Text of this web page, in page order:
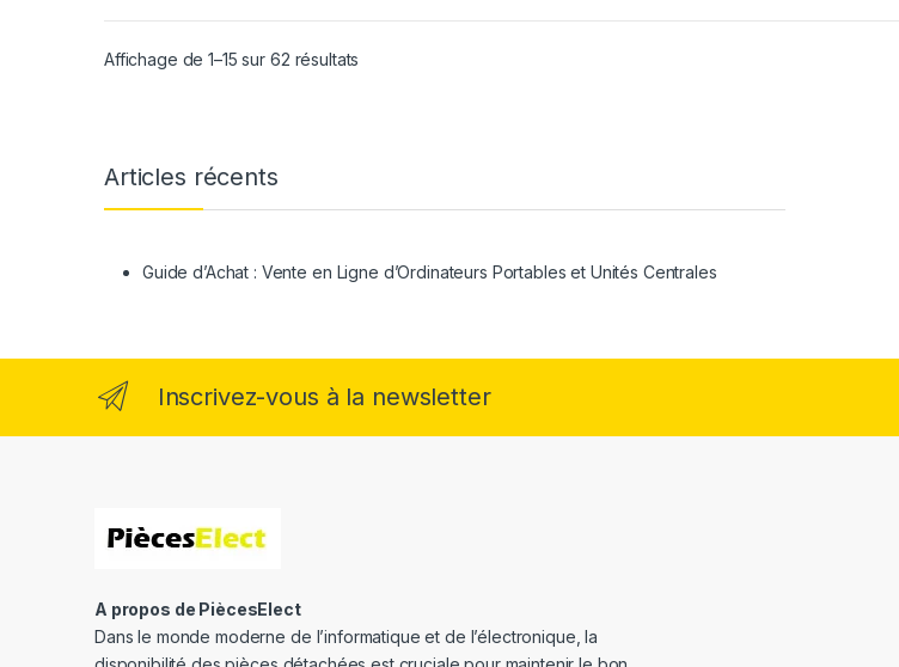
Affichage de 1–15 sur 62 résultats
Articles récents
Guide d’Achat : Vente en Ligne d’Ordinateurs Portables et Unités Centrales
Inscrivez-vous à la newsletter
A propos de PiècesElect
Dans le monde moderne de l’informatique et de l’électronique, la